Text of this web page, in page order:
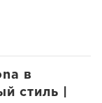
в
стиль |